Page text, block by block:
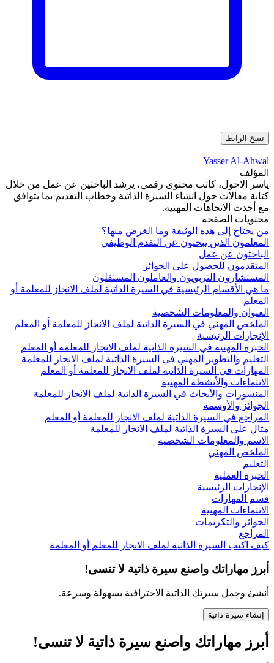
نسخ الرابط
Yasser Al-Ahwal
المؤلف
ياسر الاحول، كاتب محتوى رقمي، يرشد الباحثين عن عمل من خلال
كتابة مقالات حول انشاء السيرة الذاتية وخطاب التقديم بما يتوافق
مع أحدث الاتجاهات المهنية.
محتويات الصفحة
من يحتاج إلى هذه الوثيقة وما الغرض منها؟
المعلمون الذين يبحثون عن التقدم الوظيفي
الباحثون عن عمل
المتقدمون للحصول على الجوائز
المستشارون التربويون والعاملون المستقلون
ما هي الأقسام الرئيسية في السيرة الذاتية لملف الانجاز للمعلمة أو
المعلم
العنوان والمعلومات الشخصية
الملخص المهني في السيرة الذاتية لملف الانجاز للمعلمة أو المعلم
الإنجازات الرئيسية
الخبرة المهنية في السيرة الذاتية لملف الانجاز للمعلمة أو المعلم
التعليم والتطوير المهني في السيرة الذاتية لملف الانجاز للمعلمة
المهارات في السيرة الذاتية لملف الانجاز للمعلمة أو المعلم
الانتماءات والأنشطة المهنية
المنشورات والأبحاث في السيرة الذاتية لملف الانجاز للمعلمة
الجوائز والأوسمة
المراجع في السيرة الذاتية لملف الانجاز للمعلمة أو المعلم
مثال على السيرة الذاتية لملف الانجاز للمعلمة
الاسم والمعلومات الشخصية
الملخص المهني
التعليم
الخبرة العملية
الإنجازات الرئيسية
قسم المهارات
الانتماءات المهنية
الجوائز والتكريمات
المراجع
كيف اكتب السيرة الذاتية لملف الانجاز للمعلم أو المعلمة
أبرز مهاراتك واصنع سيرة ذاتية لا تنسى!
أنشئ وحمل سيرتك الذاتية الاحترافية بسهولة وسرعة.
إنشاء سيرة ذاتية
أبرز مهاراتك واصنع سيرة ذاتية لا تنسى!